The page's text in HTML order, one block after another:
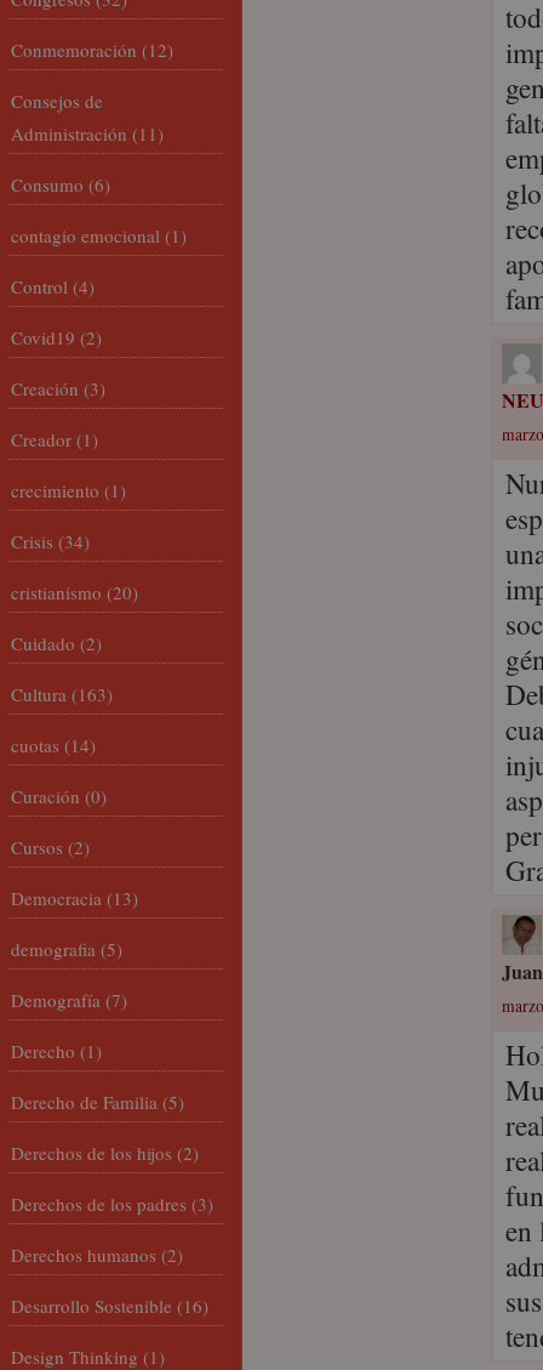
en
Conmemoración (12)
Consejos de
Administración (11)
Consumo (6)
contagio emocional (1)
Control (4)
Covid19 (2)
Creación (3)
Creador (1)
crecimiento (1)
Crisis (34)
cristianismo (20)
Cuidado (2)
Cultura (163)
cuotas (14)
Curación (0)
Cursos (2)
Democracia (13)
demografia (5)
Demografía (7)
Derecho (1)
Derecho de Familia (5)
Derechos de los hijos (2)
Derechos de los padres (3)
Derechos humanos (2)
Desarrollo Sostenible (16)
Design Thinking (1)